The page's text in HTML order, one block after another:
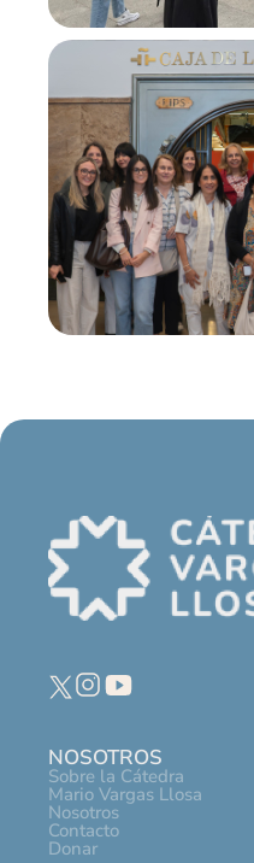
NOSOTROS
Sobre la Cátedra
Mario Vargas Llosa
Nosotros
Contacto
Donar